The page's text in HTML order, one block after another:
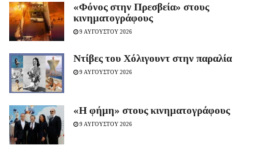
«Φόνος στην Πρεσβεία» στους
κινηματογράφους
9 ΑΥΓΟΥΣΤΟΥ 2026
Ντίβες του Χόλιγουντ στην παραλία
9 ΑΥΓΟΥΣΤΟΥ 2026
«H φήμη» στους κινηματογράφους
9 ΑΥΓΟΥΣΤΟΥ 2026